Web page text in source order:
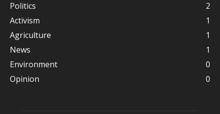
Politics
2
Activism
1
Agriculture
1
News
1
Environment
0
Opinion
0